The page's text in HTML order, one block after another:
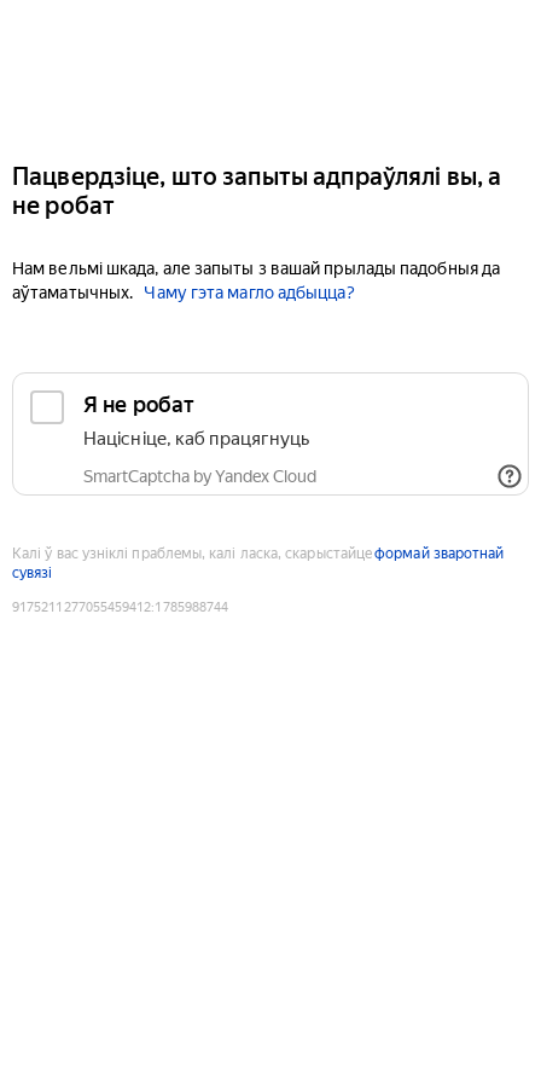
Пацвердзіце, што запыты адпраўлялі вы, а
не робат
Нам вельмі шкада, але запыты з вашай прылады падобныя да
аўтаматычных.
Чаму гэта магло адбыцца?
Я не робат
Націсніце, каб працягнуць
SmartCaptcha by Yandex Cloud
Калі ў вас узніклі праблемы, калі ласка, скарыстайцеформай зваротнай
сувязі
9175211277055459412:1785988744